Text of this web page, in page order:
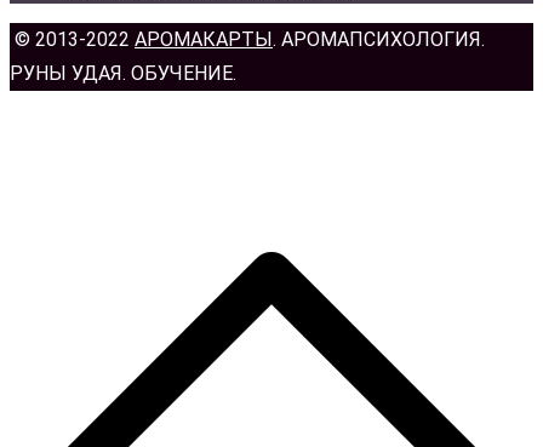
© 2013-2022 АРОМАКАРТЫ. АРОМАПСИХОЛОГИЯ.
РУНЫ УДАЯ. ОБУЧЕНИЕ.